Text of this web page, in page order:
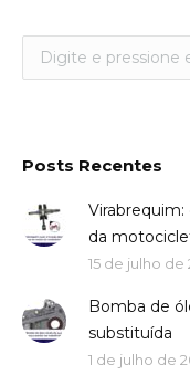
Posts Recentes
da
15 de julho de
Bomba de
substituída
1 de julho de